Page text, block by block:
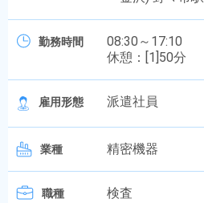
勤務時間
08:30～17:10
休憩：[1]50分
雇用形態 派遣社員
業種 精密機器
職種 検査